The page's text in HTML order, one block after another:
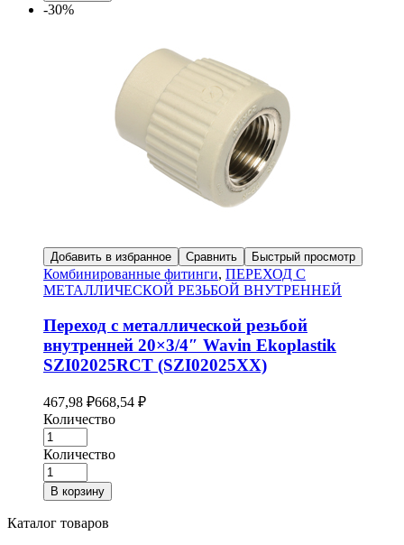
-30%
Добавить в избранное Сравнить Быстрый просмотр
Комбинированные фитинги, ПЕРЕХОД С
МЕТАЛЛИЧЕСКОЙ РЕЗЬБОЙ ВНУТРЕННЕЙ
Переход с металлической резьбой
внутренней 20×3/4″ Wavin Ekoplastik
SZI02025RCT (SZI02025XX)
467,98 ₽668,54 ₽
Количество
Количество
В корзину
Каталог товаров